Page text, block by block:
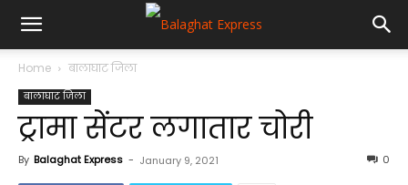
Home बालाघाट जिला
बालाघाट जिला
ट्रामा सेंटर लगातार चोरी
By Balaghat Express - January 9, 2021 0